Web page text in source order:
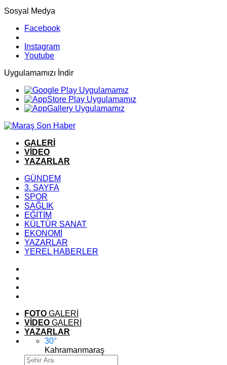
Sosyal Medya
Facebook
Instagram
Youtube
Uygulamamızı İndir
GALERİ
VİDEO
YAZARLAR
GÜNDEM
3. SAYFA
SPOR
SAĞLIK
EĞİTİM
KÜLTÜR SANAT
EKONOMİ
YAZARLAR
YEREL HABERLER
FOTO GALERİ
VİDEO GALERİ
YAZARLAR
30°
Kahramanmaraş